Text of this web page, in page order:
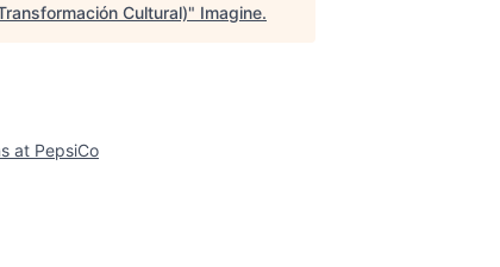
Cultural)" Imagine.
at PepsiCo